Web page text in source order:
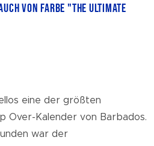
von Farbe "The Ultimate
eine der größten
Over-Kalender von Barbados.
war der